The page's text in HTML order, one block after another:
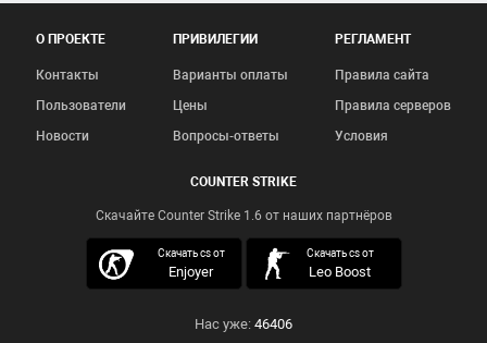
О ПРОЕКТЕ
Контакты
Пользователи
Новости
ПРИВИЛЕГИИ
Варианты оплаты
Цены
Вопросы-ответы
РЕГЛАМЕНТ
Правила сайта
Правила серверов
Условия
COUNTER STRIKE
Скачайте Counter Strike 1.6 от наших партнёров
Скачать cs от
Enjoyer
скачать кс 1.6
Скачать cs от
Leo Boost
Нас уже: 46406